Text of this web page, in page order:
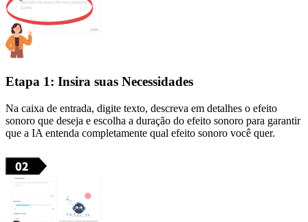
Etapa 1: Insira suas Necessidades
Na caixa de entrada, digite texto, descreva em detalhes o efeito
sonoro que deseja e escolha a duração do efeito sonoro para garantir
que a IA entenda completamente qual efeito sonoro você quer.